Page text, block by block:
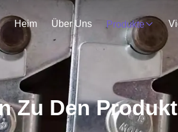
Heim Über Uns Produkte
Zu Den